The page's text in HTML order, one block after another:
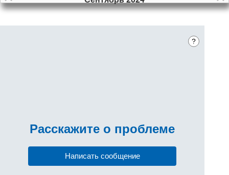
?
Расскажите о проблеме
Написать сообщение